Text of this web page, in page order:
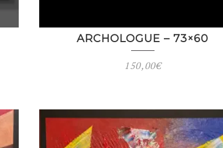
ARCHOLOGUE – 73×60
150,00€